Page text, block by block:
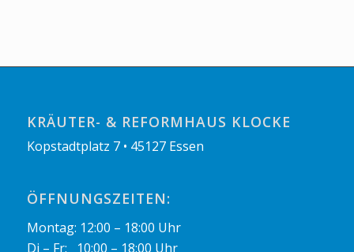
KRÄUTER- & REFORMHAUS KLOCKE
Kopstadtplatz 7 • 45127 Essen
ÖFFNUNGSZEITEN:
Montag: 12:00 – 18:00 Uhr
Di – Fr: 10:00 – 18:00 Uhr